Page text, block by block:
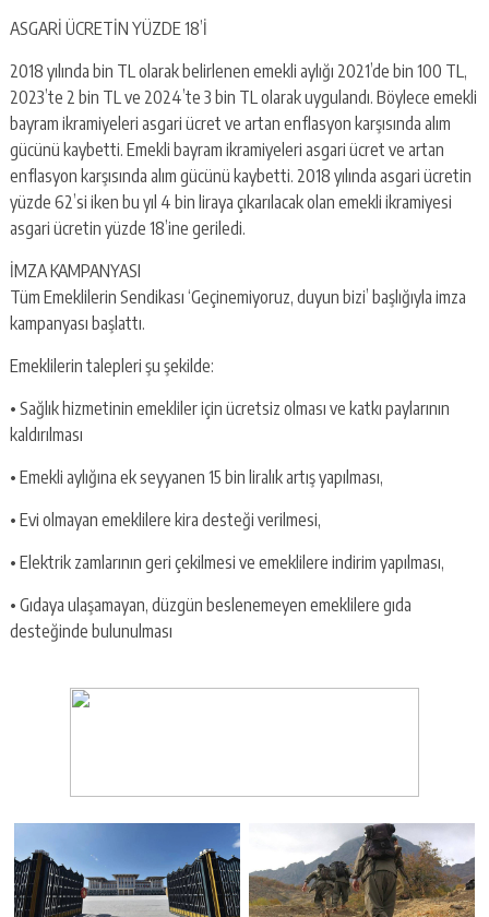
ASGARİ ÜCRETİN YÜZDE 18’İ
2018 yılında bin TL olarak belirlenen emekli aylığı 2021’de bin 100 TL,
2023’te 2 bin TL ve 2024’te 3 bin TL olarak uygulandı. Böylece emekli
bayram ikramiyeleri asgari ücret ve artan enflasyon karşısında alım
gücünü kaybetti. Emekli bayram ikramiyeleri asgari ücret ve artan
enflasyon karşısında alım gücünü kaybetti. 2018 yılında asgari ücretin
yüzde 62’si iken bu yıl 4 bin liraya çıkarılacak olan emekli ikramiyesi
asgari ücretin yüzde 18’ine geriledi.
İMZA KAMPANYASI
Tüm Emeklilerin Sendikası ‘Geçinemiyoruz, duyun bizi’ başlığıyla imza
kampanyası başlattı.
Emeklilerin talepleri şu şekilde:
• Sağlık hizmetinin emekliler için ücretsiz olması ve katkı paylarının
kaldırılması
• Emekli aylığına ek seyyanen 15 bin liralık artış yapılması,
• Evi olmayan emeklilere kira desteği verilmesi,
• Elektrik zamlarının geri çekilmesi ve emeklilere indirim yapılması,
• Gıdaya ulaşamayan, düzgün beslenemeyen emeklilere gıda
desteğinde bulunulması